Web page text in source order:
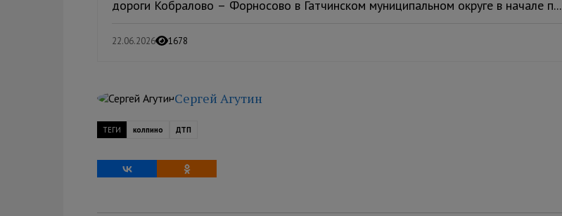
дороги Кобралово – Форносово в Гатчинском муниципальном округе в начале п...
22.06.2026 1678
Сергей Агутин
ТЕГИ колпино ДТП